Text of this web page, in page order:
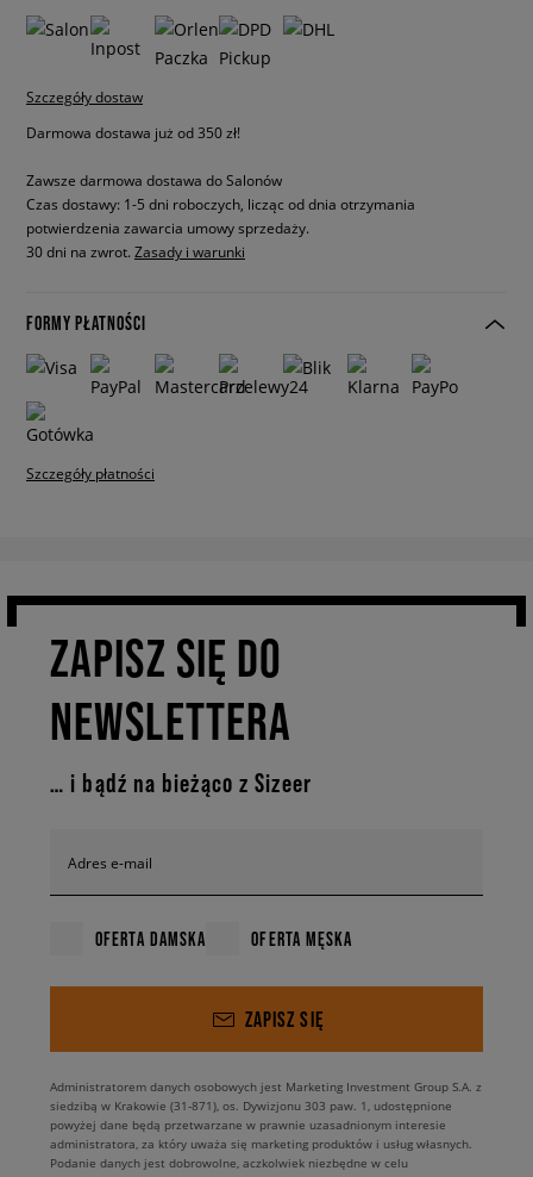
Szczegóły dostaw
Darmowa dostawa już od 350 zł!
Zawsze darmowa dostawa do Salonów
Czas dostawy: 1-5 dni roboczych, licząc od dnia otrzymania
potwierdzenia zawarcia umowy sprzedaży.
30 dni na zwrot. Zasady i warunki
FORMY PŁATNOŚCI
Szczegóły płatności
ZAPISZ SIĘ DO
NEWSLETTERA
… i bądź na bieżąco z Sizeer
Adres e-mail
OFERTA DAMSKA OFERTA MĘSKA
ZAPISZ SIĘ
Administratorem danych osobowych jest Marketing Investment Group S.A. z
siedzibą w Krakowie (31-871), os. Dywizjonu 303 paw. 1, udostępnione
powyżej dane będą przetwarzane w prawnie uzasadnionym interesie
administratora, za który uważa się marketing produktów i usług własnych.
Podanie danych jest dobrowolne, aczkolwiek niezbędne w celu